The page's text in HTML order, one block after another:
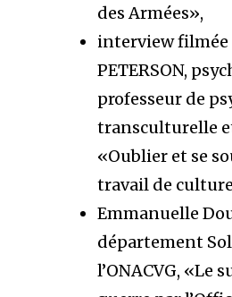
des Armées»,
interview filmée
PETERSON,
professeur de
transculturelle
«Oublier et se
travail de
Emmanuelle
département
l’ONACVG, «Le